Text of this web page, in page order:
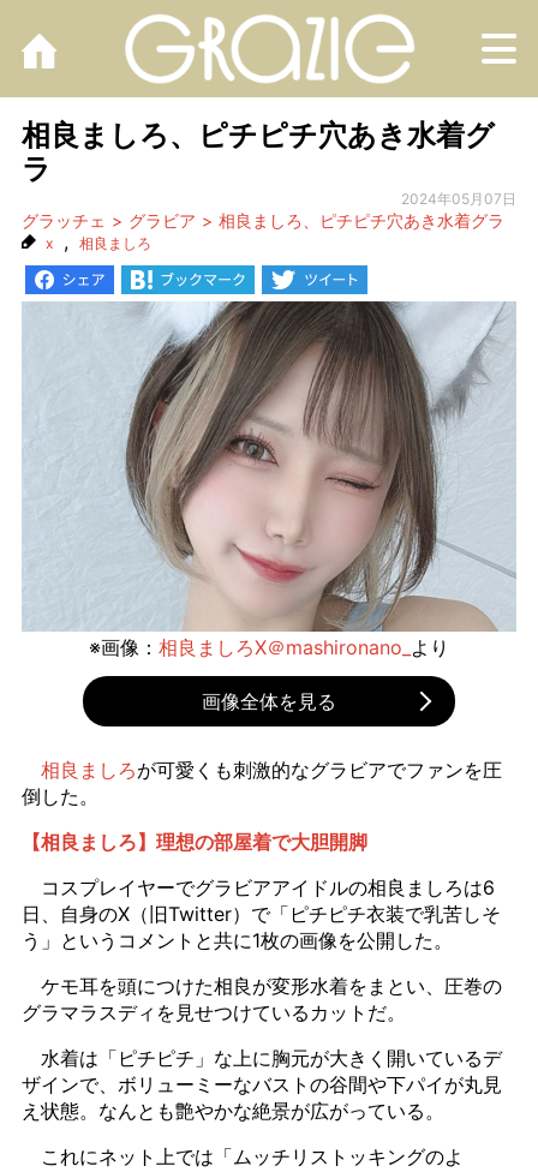
相良ましろ、ピチピチ穴あき水着グ
ラ
2024年05月07日
グラッチェ グラビア 相良ましろ、ピチピチ穴あき水着グラ
x , 相良ましろ
※画像： 相良ましろX＠mashironano_ より
画像全体を見る
相良ましろが可愛くも刺激的なグラビアでファンを圧
倒した。
【相良ましろ】理想の部屋着で大胆開脚
コスプレイヤーでグラビアアイドルの相良ましろは6
日、自身のX（旧Twitter）で「ピチピチ衣装で乳苦しそ
う」というコメントと共に1枚の画像を公開した。
ケモ耳を頭につけた相良が変形水着をまとい、圧巻の
グラマラスディを見せつけているカットだ。
水着は「ピチピチ」な上に胸元が大きく開いているデ
ザインで、ボリューミーなバストの谷間や下パイが丸見
え状態。なんとも艶やかな絶景が広がっている。
これにネット上では「ムッチリストッキングのよ